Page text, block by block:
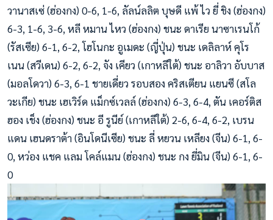
วานาสเซ่ (ฮ่องกง) 0-6, 1-6, ลัลน์ลลิต บุษดี แพ้ ไว ยี่ ชิง (ฮ่องกง)
6-3, 1-6, 3-6, หลี หมาน ไหว (ฮ่องกง) ชนะ ดาเรีย นาซาเรนโก้
(รัสเซีย) 6-1, 6-2, โฮโนกะ อูเมดะ (ญี่ปุ่น) ชนะ เดลิลาห์ คุโร
เนน (สวีเดน) 6-2, 6-2, จัง เคียว (เกาหลีใต้) ชนะ อาลิวา อับบาส
(มอลโดวา) 6-3, 6-1 ชายเดี่ยว รอบสอง คริสเตียน แยนซี (สโล
วะเกีย) ชนะ เฮเวิร์ด แม็กซ์เวลล์ (ฮ่องกง) 6-3, 6-4, ตัน เคอร์ติส
ฮอง เช็ง (ฮ่องกง) ชนะ อี รูนีย์ (เกาหลีใต้) 2-6, 6-4, 6-2, เบรน
แดน เฮนดราต้า (อินโดนีเซีย) ชนะ ลี่ หยวน เหลียง (จีน) 6-1, 6-
0, หว่อง แชค แลม โคล์แมน (ฮ่องกง) ชนะ กง ยี่มิน (จีน) 6-1, 6-
0